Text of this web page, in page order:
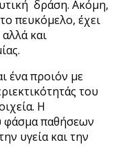
δράση. Ακόμη,
πευκόμελο, έχει
και
ένα προιόν με
του
Η
φάσμα παθήσεων
υγεία και την